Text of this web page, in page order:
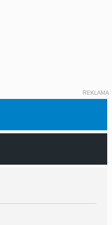
REKLAMA